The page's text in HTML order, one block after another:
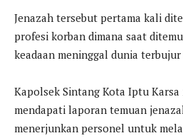
Jenazah tersebut pertama kali
profesi korban dimana saat
keadaan meninggal dunia terbujur
Kapolsek Sintang Kota Iptu Karsa
mendapati laporan temuan
menerjunkan personel untuk